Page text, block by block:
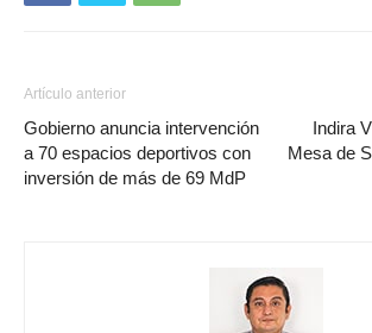
Artículo anterior
Gobierno anuncia intervención
a 70 espacios deportivos con
inversión de más de 69 MdP
Indira
Mesa de